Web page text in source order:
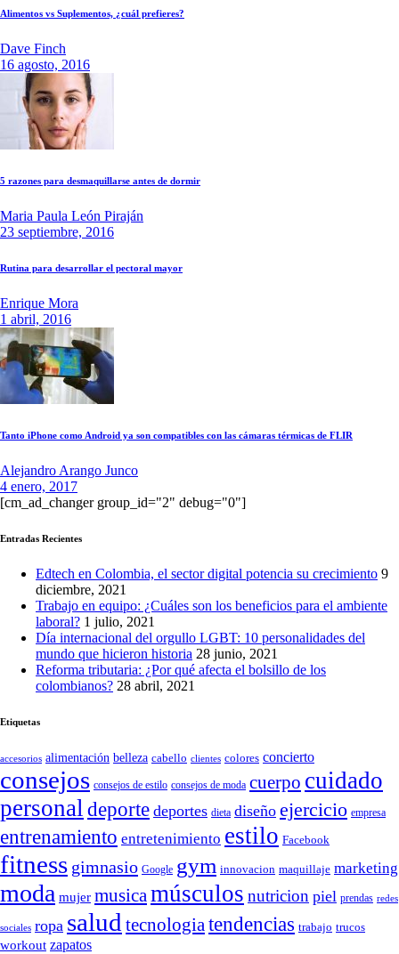
Alimentos vs Suplementos, ¿cuál prefieres?
Dave Finch
16 agosto, 2016
5 razones para desmaquillarse antes de dormir
Maria Paula León Piraján
23 septiembre, 2016
Rutina para desarrollar el pectoral mayor
Enrique Mora
1 abril, 2016
Tanto iPhone como Android ya son compatibles con las cámaras térmicas de FLIR
Alejandro Arango Junco
4 enero, 2017
[cm_ad_changer group_id="2" debug="0"]
Entradas Recientes
Edtech en Colombia, el sector digital potencia su crecimiento 9
diciembre, 2021
Trabajo en equipo: ¿Cuáles son los beneficios para el ambiente
laboral? 1 julio, 2021
Día internacional del orgullo LGBT: 10 personalidades del
mundo que hicieron historia 28 junio, 2021
Reforma tributaria: ¿Por qué afecta el bolsillo de los
colombianos? 28 abril, 2021
Etiquetas
accesorios alimentación belleza cabello clientes colores concierto
consejos consejos de estilo consejos de moda cuerpo cuidado
personal deporte deportes dieta diseño ejercicio empresa
entrenamiento entretenimiento estilo Facebook
fitness gimnasio Google gym innovacion maquillaje marketing
moda mujer musicamúsculos nutricion piel prendas redes
sociales ropa salud tecnologiatendencias trabajo trucos
workout zapatos